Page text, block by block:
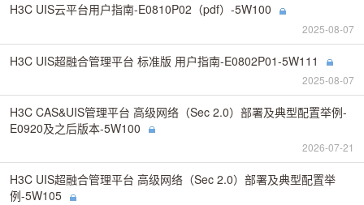
H3C UIS云平台用户指南-E0810P02（pdf）-5W100
2025-08-07
H3C UIS超融合管理平台 标准版 用户指南-E0802P01-5W111
2025-08-07
H3C CAS&UIS管理平台 高级网络（Sec 2.0）部署及典型配置举例-
E0920及之后版本-5W100
2026-07-21
H3C UIS超融合管理平台 高级网络（Sec 2.0）部署及典型配置举
例-5W105